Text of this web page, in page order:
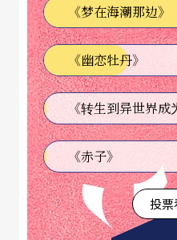
狗狗在布达佩斯大街奔
的场面调度能力叹为观
头，细腻捕捉每只狗狗
丁．塔伦提诺拍出的狗
名「白神」暗讽人类的
尽欺压的弱势族群终将挺
同时入围金球奖与奥斯
时》，位于黑海东岸的
《梦在海潮那边》
《幽恋牡丹》
《赤子》
投票